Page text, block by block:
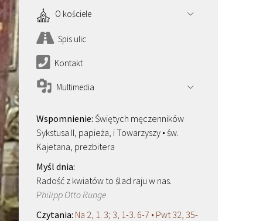
O kościele
Spis ulic
Kontakt
Multimedia
Świętych męczenników
Sykstusa II, papieża, i Towarzyszy • św.
Kajetana, prezbitera
Radość z kwiatów to ślad raju w nas.
Philipp Otto Runge
Na 2, 1. 3; 3, 1-3. 6-7 • Pwt 32, 35-